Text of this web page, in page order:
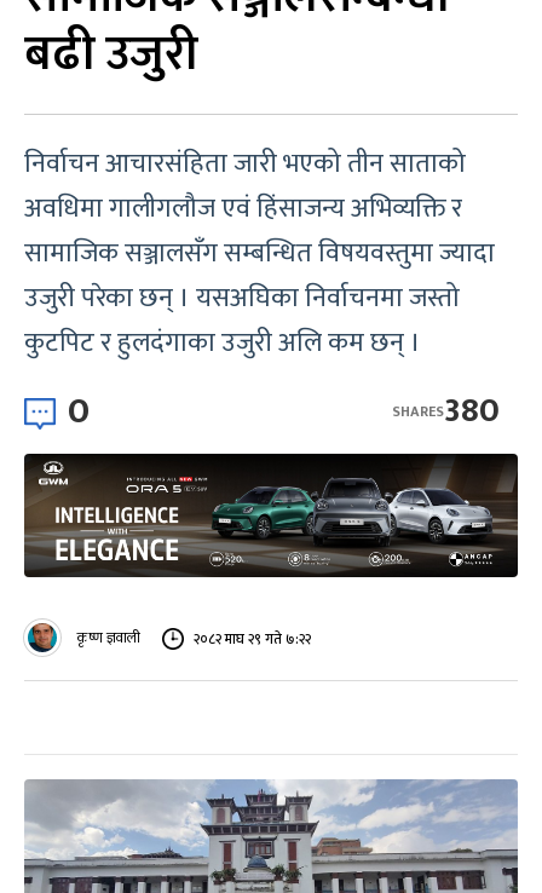
बढी उजुरी
निर्वाचन आचारसंहिता जारी भएको तीन साताको
अवधिमा गालीगलौज एवं हिंसाजन्य अभिव्यक्ति र
सामाजिक सञ्जालसँग सम्बन्धित विषयवस्तुमा ज्यादा
उजुरी परेका छन् । यसअघिका निर्वाचनमा जस्तो
कुटपिट र हुलदंगाका उजुरी अलि कम छन् ।
0 380
SHARES
कृष्ण ज्ञवाली २०८२ माघ २९ गते ७:२२